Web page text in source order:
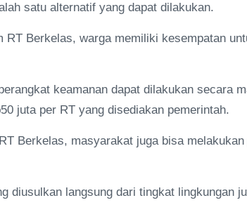
satu alternatif yang dapat dilakukan.
RT Berkelas, warga memiliki kesempatan
keamanan dapat dilakukan secara
juta per RT yang disediakan pemerintah.
Berkelas, masyarakat juga bisa
diusulkan langsung dari tingkat lingkungan